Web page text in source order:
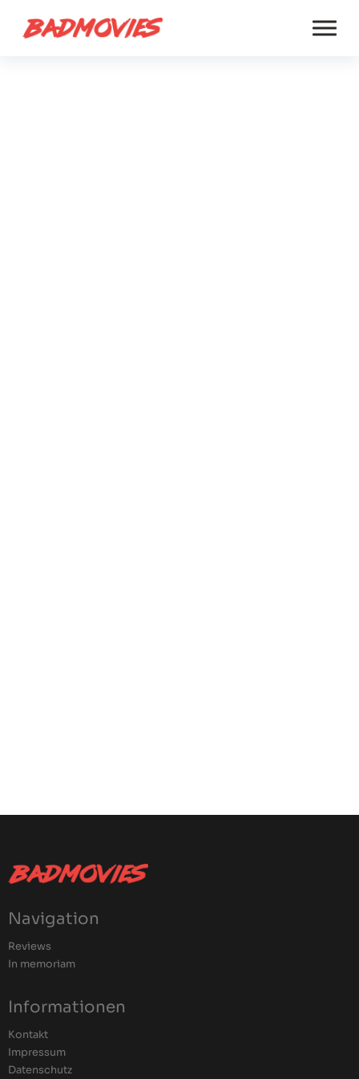
Navigation
Reviews
In memoriam
Informationen
Kontakt
Impressum
Datenschutz